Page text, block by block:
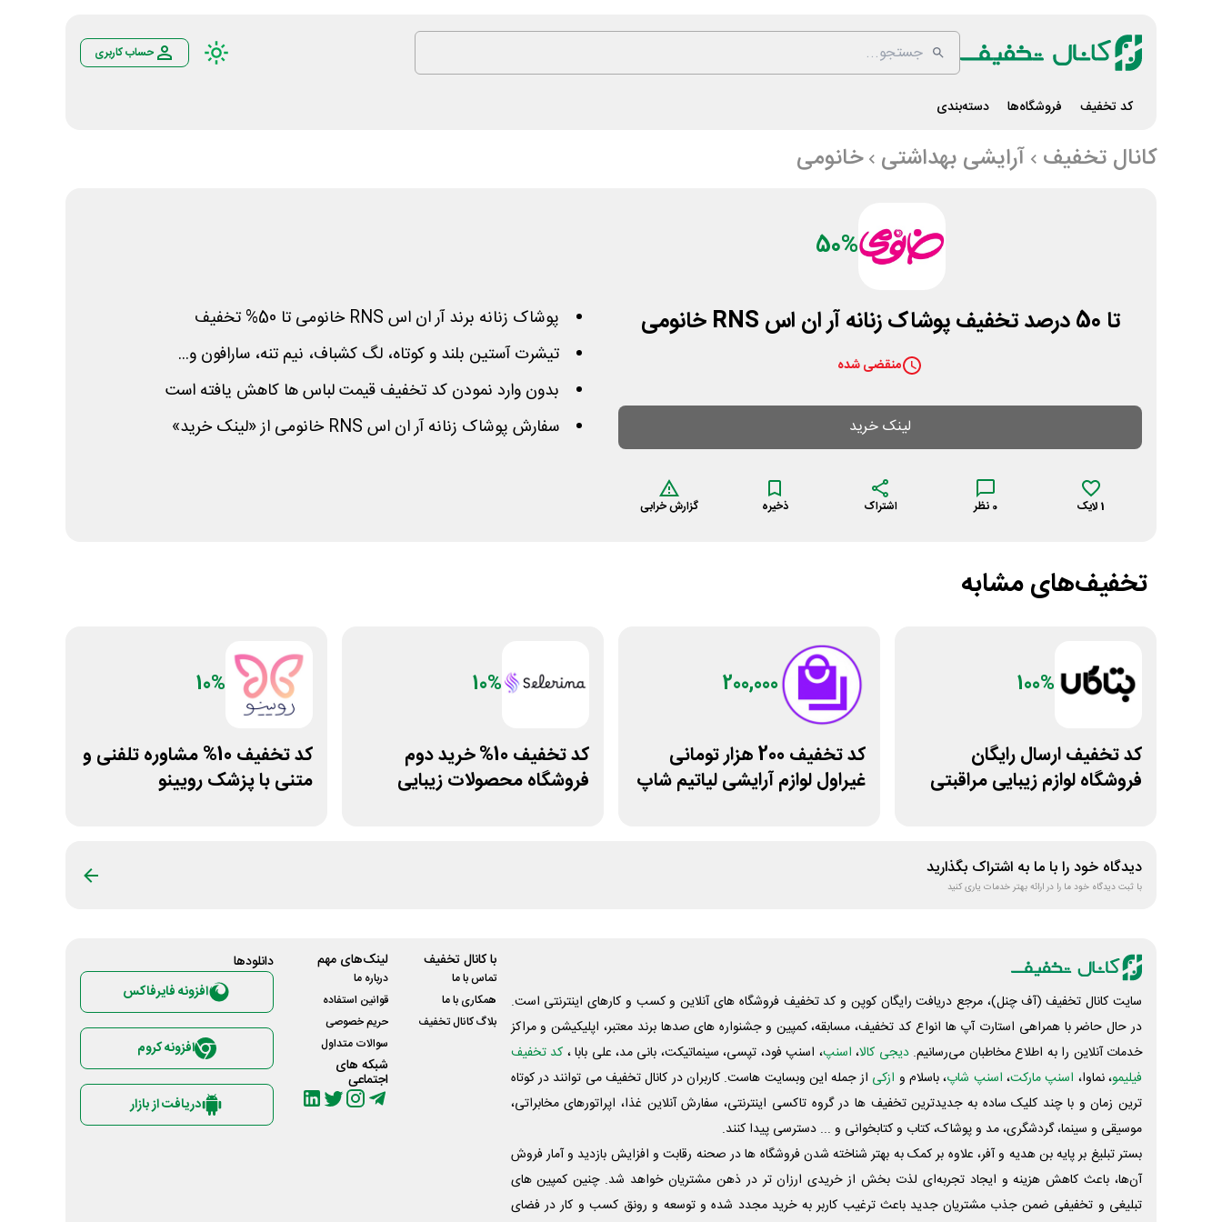
حساب کاربری
کد تخفیف فروشگاه‌ها دسته‌بندی
کانال تخفیف آرایشی بهداشتی خانومی
50%
تا 50 درصد تخفیف پوشاک زنانه آر ان اس RNS خانومی
منقضی شده
لینک خرید
1 لایک 0 نظر اشتراک ذخیره گزارش خرابی
پوشاک زنانه برند آر ان اس RNS خانومی تا 50% تخفیف
تیشرت آستین بلند و کوتاه، لگ کشباف، نیم تنه، سارافون و...
بدون وارد نمودن کد تخفیف قیمت لباس ها کاهش یافته است
سفارش پوشاک زنانه آر ان اس RNS خانومی از «لینک خرید»
تخفیف‌های مشابه
100%
کد تخفیف ارسال رایگان
فروشگاه لوازم زیبایی مراقبتی
200,000
کد تخفیف 200 هزار تومانی
غیراول لوازم آرایشی لیاتیم شاپ
10%
کد تخفیف 10% خرید دوم
فروشگاه محصولات زیبایی
10%
کد تخفیف 10% مشاوره تلفنی و
متنی با پزشک رویینو
دیدگاه خود را با ما به اشتراک بگذارید
با ثبت دیدگاه خود ما را در ارائه بهتر خدمات یاری کنید
سایت کانال تخفیف (آف چنل)، مرجع دریافت رایگان کوپن و کد تخفیف فروشگاه های آنلاین و کسب و‌ کارهای اینترنتی است.
در حال حاضر با همراهی استارت آپ ها انواع کد تخفیف، مسابقه، کمپین و جشنواره های صدها برند معتبر، اپلیکیشن و مراکز
خدمات آنلاین را به اطلاع مخاطبان می‌رسانیم. دیجی کالا، اسنپ، اسنپ فود، تپسی، سینماتیکت، بانی مد، علی‌ بابا ، کد تخفیف
فیلیمو، نماوا، اسنپ مارکت، اسنپ شاپ، باسلام و ازکی از جمله این وبسایت ‌هاست. کاربران در کانال تخفیف می توانند در کوتاه
ترین زمان و با چند کلیک ساده به جدیدترین تخفیف ها در گروه تاکسی اینترنتی، سفارش آنلاین غذا، اپراتورهای مخابراتی،
موسیقی و سینما، گردشگری، مد و پوشاک، کتاب و کتابخوانی و ... دسترسی پیدا کنند.
بستر تبلیغ بر پایه بن هدیه و آفر، علاوه بر کمک به بهتر شناخته شدن فروشگاه ها در صحنه رقابت و افزایش بازدید و آمار فروش
آن‌ها، باعث کاهش هزینه و ایجاد تجربه‌ای لذت بخش از خریدی ارزان تر در ذهن مشتریان خواهد شد. چنین کمپین های
تبلیغی و تخفیفی ضمن جذب مشتریان جدید باعث ترغیب کاربر به خرید مجدد شده و توسعه و رونق کسب و کار در فضای
با کانال تخفیف
تماس با ما
همکاری با ما
بلاگ کانال تخفیف
لینک‌های مهم
درباره ما
قوانین استفاده
حریم خصوصی
سوالات متداول
شبکه های
اجتماعی
دانلود‌ها
افزونه فایرفاکس
افزونه کروم
دریافت از بازار